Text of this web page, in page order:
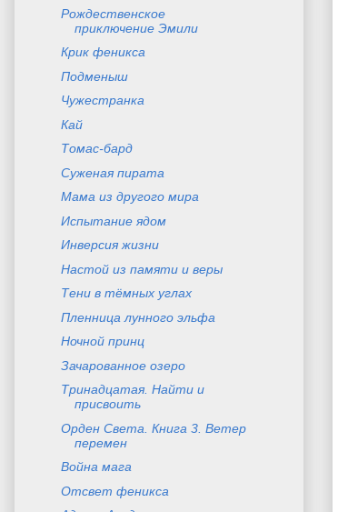
Рождественское
приключение Эмили
Крик феникса
Подменыш
Чужестранка
Кай
Томас-бард
Суженая пирата
Мама из другого мира
Испытание ядом
Инверсия жизни
Настой из памяти и веры
Тени в тёмных углах
Пленница лунного эльфа
Ночной принц
Зачарованное озеро
Тринадцатая. Найти и
присвоить
Орден Света. Книга 3. Ветер
перемен
Война мага
Отсвет феникса